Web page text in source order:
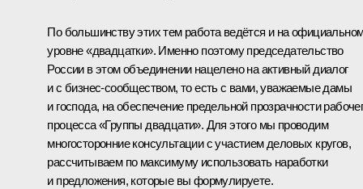
По большинству этих тем работа ведётся и на
уровне «двадцатки». Именно поэтому председательство
России в этом объединении нацелено на активный диалог
и с бизнес-сообществом, то есть с вами, уважаемые дамы
и господа, на обеспечение предельной прозрачности
процесса «Группы двадцати». Для этого мы проводим
многосторонние консультации с участием деловых кругов,
рассчитываем по максимуму использовать наработки
и предложения, которые вы формулируете.